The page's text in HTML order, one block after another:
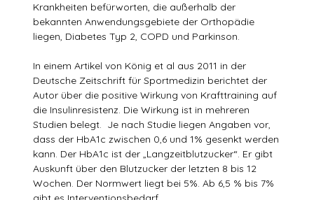
Krankheiten befürworten, die außerhalb der
bekannten Anwendungsgebiete der Orthopädie
liegen, Diabetes Typ 2, COPD und Parkinson.
In einem Artikel von König et al aus 2011 in der
Deutsche Zeitschrift für Sportmedizin berichtet der
Autor über die positive Wirkung von Krafttraining auf
die Insulinresistenz. Die Wirkung ist in mehreren
Studien belegt. Je nach Studie liegen Angaben vor,
dass der HbA1c zwischen 0,6 und 1% gesenkt werden
kann. Der HbA1c ist der „Langzeitblutzucker“. Er gibt
Auskunft über den Blutzucker der letzten 8 bis 12
Wochen. Der Normwert liegt bei 5%. Ab 6,5 % bis 7%